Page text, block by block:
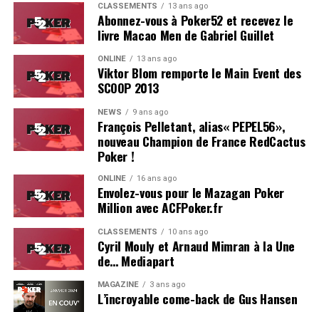
d’événement.
On se reverra probablement l’année prochaine pour le
coverage d’une deuxième édition, du moins, on l’espère !
Résultats du Main Event :
Hugues Mazerolle (France) : 100.000 €
Jose Quintas (Portugal) : 74.000 €
Joao Pedro Ferreira (Portugal) : 52.000 €
Dylan Lauret (France) : 38.000 €
Hugo Soares (Portugal) : 28.000 €
Ivo Almeida (Portugal) : 21.390 €
Leo Philippe (France) : 16.000 €
CLASSEMENTS 13 ans ago
Abonnez-vous à Poker52 et recevez le
livre Macao Men de Gabriel Guillet
ONLINE 13 ans ago
Viktor Blom remporte le Main Event des
SCOOP 2013
NEWS 9 ans ago
François Pelletant, alias« PEPEL56»,
nouveau Champion de France RedCactus
Poker !
ONLINE 16 ans ago
Envolez-vous pour le Mazagan Poker
Million avec ACFPoker.fr
CLASSEMENTS 10 ans ago
Cyril Mouly et Arnaud Mimran à la Une
de… Mediapart
MAGAZINE 3 ans ago
L’incroyable come-back de Gus Hansen